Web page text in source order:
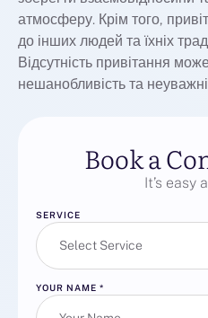
атмосферу. Крім того,
до інших людей та їхніх
Відсутність привітання
нешанобливість та
Book a
It’s easy
SERVICE
YOUR NAME *